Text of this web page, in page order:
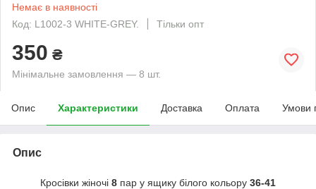
Немає в наявності
Код: L1002-3 WHITE-GREY.
Тільки опт
350 ₴
Мінімальне замовлення — 8 шт.
Опис Характеристики Доставка Оплата Умови
Опис
Кросівки жіночі 8 пар у ящику білого кольору 36-41